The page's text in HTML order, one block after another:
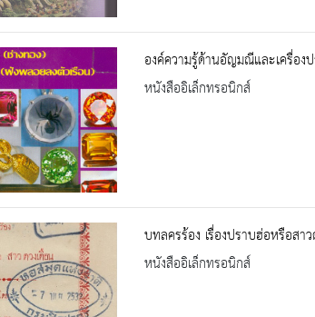
องค์ความรู้ด้านอัญมณีและเครื่อง
หนังสืออิเล็กทรอนิกส์
บทลครร้อง เรื่องปราบฮ่อหรือสาว
หนังสืออิเล็กทรอนิกส์